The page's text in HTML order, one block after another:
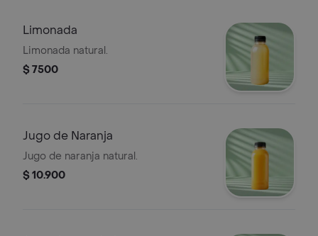
Limonada
Limonada natural.
$ 7500
Jugo de Naranja
Jugo de naranja natural.
$ 10.900